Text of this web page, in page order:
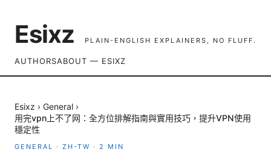
Esixz PLAIN-ENGLISH EXPLAINERS, NO FLUFF.
AUTHORSABOUT — ESIXZ
Esixz › General ›
用完vpn上不了网：全方位排解指南與實用技巧，提升VPN使用
穩定性
GENERAL · ZH-TW · 2 MIN